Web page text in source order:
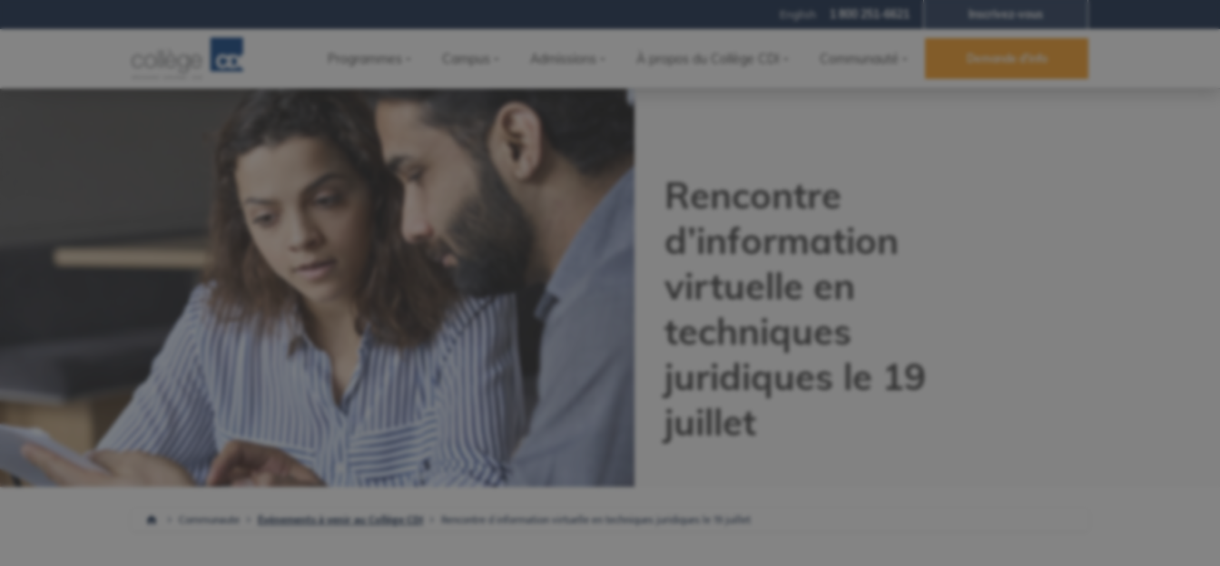
Inscrivez-vous
1 800 251-6621
English
Programmes Campus Admissions À propos du Collège CDI Communauté Demande d'info
Rencontre
d’information
virtuelle en
techniques
juridiques le 19
juillet
Communaute Événements à venir au Collège CDI Rencontre d information virtuelle en techniques juridiques le 19 juillet